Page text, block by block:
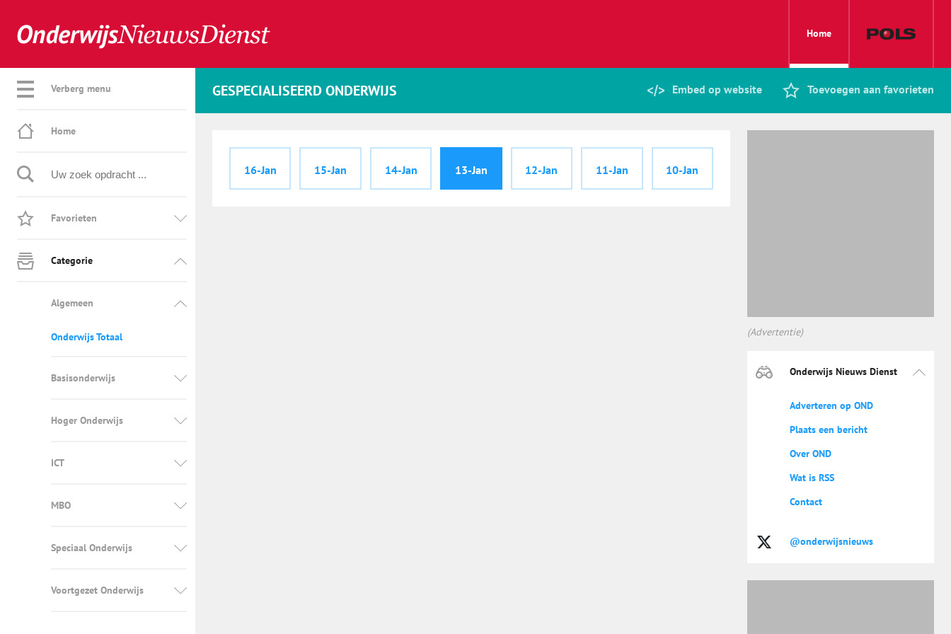
Home
Verberg menu
Home
Favorieten
Categorie
Algemeen
Onderwijs Totaal
Basisonderwijs
Hoger Onderwijs
ICT
MBO
Speciaal Onderwijs
Voortgezet Onderwijs
GESPECIALISEERD ONDERWIJS Embed op website Toevoegen aan favorieten
16-Jan 15-Jan 14-Jan 13-Jan 12-Jan 11-Jan 10-Jan
(Advertentie)
Onderwijs Nieuws Dienst
Adverteren op OND
Plaats een bericht
Over OND
Wat is RSS
Contact
@onderwijsnieuws